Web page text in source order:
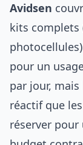
Avidsen
kits complets
pour un
par jour,
réactif que
réserver